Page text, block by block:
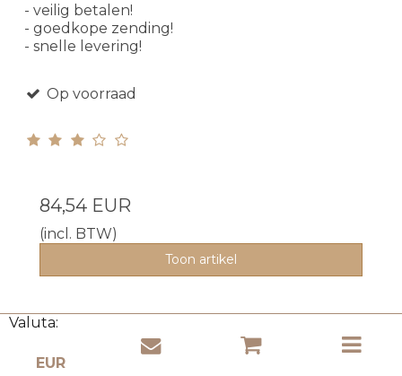
Valuta:
- veilig betalen!
- goedkope zending!
- snelle levering!
Op voorraad
84,54 EUR
(incl. BTW)
Toon artikel